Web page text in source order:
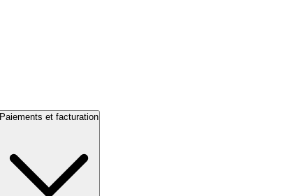
Paiements et facturation